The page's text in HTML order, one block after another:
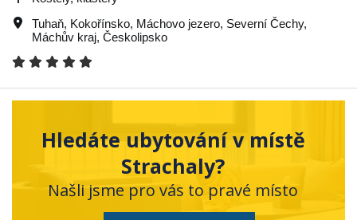
Tuhaň, Kokořínsko, Máchovo jezero, Severní Čechy,
Máchův kraj, Českolipsko
Hledáte ubytování v místě
Strachaly?
Našli jsme pro vás to pravé místo